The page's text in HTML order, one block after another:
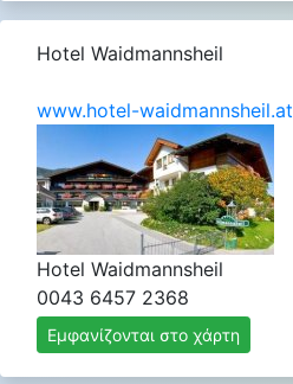
Hotel Waidmannsheil
www.hotel-waidmannsheil.at
Hotel Waidmannsheil
0043 6457 2368
Εμφανίζονται στο χάρτη